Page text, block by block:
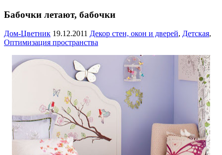
Бабочки летают, бабочки
Дом-Цветник 19.12.2011 Декор стен, окон и дверей, Детская,
Оптимизация пространства